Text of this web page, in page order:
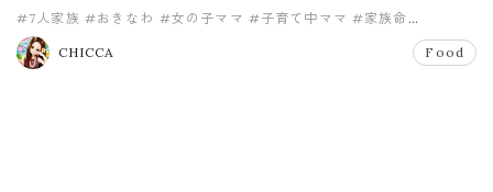
#7人家族 #おきなわ #女の子ママ #子育て中ママ #家族命
#家族大好き
CHICCA
Food